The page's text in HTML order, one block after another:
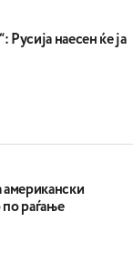
Русија наесен ќе ја
американски
по раѓање